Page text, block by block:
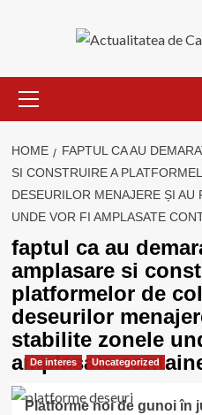
Menu
HOME
FAPTUL CA AU
SI CONSTRUIRE A
DESEURILOR MENAJERE ȘI
UNDE VOR FI AMPLASATE
faptul ca au
amplasare si
platformelor de
deseurilor
stabilite zonele
amplasate
De interes Uncategorized
Platforme noi de gunoi în